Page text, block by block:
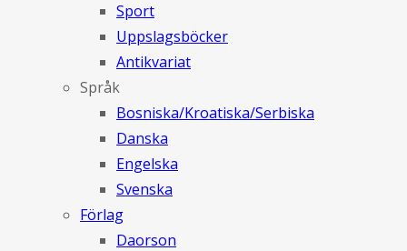
Sport
Uppslagsböcker
Antikvariat
Språk
Bosniska/Kroatiska/Serbiska
Danska
Engelska
Svenska
Förlag
Daorson